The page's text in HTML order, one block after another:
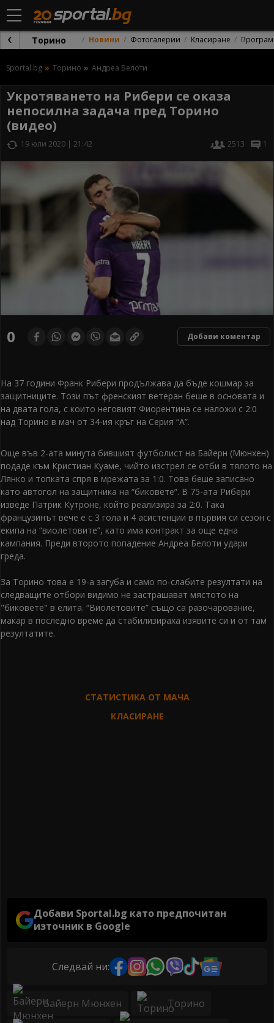
Торино Новини Фотогалерии Класиране
Sportal.bg Торино Андреа Белоти
Укротяването на Рибери се оказа
непосилна задача пред Торино
(видео)
19 юли 2020 | 21:42 2513 1
0 Добави коментар
На 37 години Франк Рибери продължава да бъде кошмар за
защитниците. Този път френският ветеран беше в основата и
на двата гола, с които неговият Фиорентина се наложи с 2:0
над Торино в мач от 34-ия кръг на Серия “А”.
Още във 2-ата минута бившият футболист на Байерн (Мюнхен)
подаде към Кристиан Куаме, чийто изстрел се отби в тялото на
Лянко и топката спря в мрежата за 1:0. Това беше записано
като автогол на защитника на “биковете”. В 75-ата Рибери
изведе Патрик Кутроне, който реализира за 2:0. Така
французинът вече е с 3 гола и 4 асистенции в първия си сезон с
екипа на “виолетовите”, като има контракт за още една
кампания. Преди второто попадение Андреа Белоти удари
греда.
За Торино това е 19-а загуба и само по-слабите резултати на
следващите отбори видимо не застрашават мястото на
"биковете" в елита. “Виолетовите” също са разочарование,
макар в последно време да стабилизираха изявите си и от там
резултатите.
СТАТИСТИКА ОТ МАЧА
КЛАСИРАНЕ
Добави Sportal.bg като предпочитан
източник в Google
Следвай ни:
Байерн Мюнхен Торино